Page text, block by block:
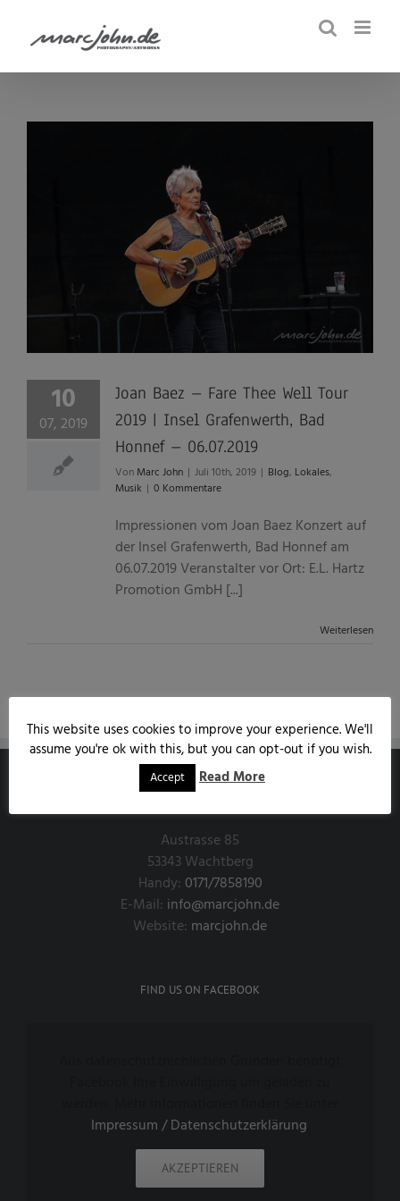
springen
10
07, 2019
Joan Baez – Fare Thee Well Tour
2019 | Insel Grafenwerth, Bad
Honnef – 06.07.2019
Von Marc John | Juli 10th, 2019 | Blog, Lokales,
Musik | 0 Kommentare
Impressionen vom Joan Baez Konzert auf
der Insel Grafenwerth, Bad Honnef am
06.07.2019 Veranstalter vor Ort: E.L. Hartz
Promotion GmbH [...]
Weiterlesen
MARCJOHN.DE
Austrasse 85
53343 Wachtberg
Handy: 0171/7858190
E-Mail: info@marcjohn.de
Website: marcjohn.de
FIND US ON FACEBOOK
Impressum / Datenschutzerklärung
AKZEPTIEREN
This website uses cookies to improve your experience. We'll
assume you're ok with this, but you can opt-out if you wish.
Accept Read More